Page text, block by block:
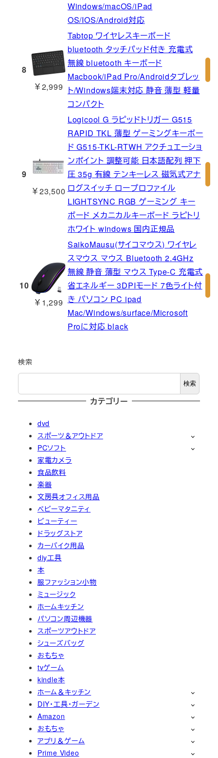
Windows/macOS/iPad
OS/IOS/Android対応
8
￥2,999
Tabtop ワイヤレスキーボード
bluetooth タッチパッド付き 充電式
無線 bluetooth キーボード
Macbook/iPad Pro/Androidタブレッ
ト/Windows端末対応 静音 薄型 軽量
コンパクト
9
￥23,500
Logicool G ラピッドトリガー G515
RAPID TKL 薄型 ゲーミングキーボー
ド G515-TKL-RTWH アクチュエーショ
ンポイント 調整可能 日本語配列 押下
圧 35g 有線 テンキーレス 磁気式アナ
ログスイッチ ロープロファイル
LIGHTSYNC RGB ゲーミング キー
ボード メカニカルキーボード ラピトリ
ホワイト windows 国内正規品
10
￥1,299
SaikoMausu(サイコマウス) ワイヤレ
スマウス マウス Bluetooth 2.4GHz
無線 静音 薄型 マウス Type-C 充電式
省エネルギー 3DPIモード 7色ライト付
き パソコン PC ipad
Mac/Windows/surface/Microsoft
Proに対応 black
検索
検索
カテゴリー
dvd
スポーツ＆アウトドア
PCソフト
家電カメラ
食品飲料
楽器
文房具オフィス用品
ベビーマタニティ
ビューティー
ドラッグストア
カーバイク用品
diy工具
本
服ファッション小物
ミュージック
ホームキッチン
パソコン周辺機器
スポーツアウトドア
シューズバッグ
おもちゃ
tvゲーム
kindle本
ホーム＆キッチン
DIY・工具・ガーデン
Amazon
おもちゃ
アプリ＆ゲーム
Prime Video